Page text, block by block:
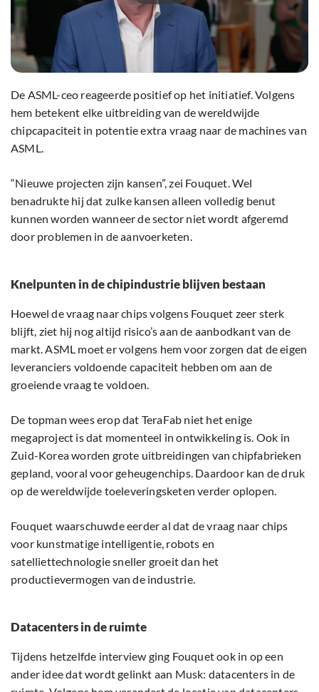
De ASML-ceo reageerde positief op het initiatief. Volgens
hem betekent elke uitbreiding van de wereldwijde
chipcapaciteit in potentie extra vraag naar de machines van
ASML.
“Nieuwe projecten zijn kansen”, zei Fouquet. Wel
benadrukte hij dat zulke kansen alleen volledig benut
kunnen worden wanneer de sector niet wordt afgeremd
door problemen in de aanvoerketen.
Knelpunten in de chipindustrie blijven bestaan
Hoewel de vraag naar chips volgens Fouquet zeer sterk
blijft, ziet hij nog altijd risico’s aan de aanbodkant van de
markt. ASML moet er volgens hem voor zorgen dat de eigen
leveranciers voldoende capaciteit hebben om aan de
groeiende vraag te voldoen.
De topman wees erop dat TeraFab niet het enige
megaproject is dat momenteel in ontwikkeling is. Ook in
Zuid-Korea worden grote uitbreidingen van chipfabrieken
gepland, vooral voor geheugenchips. Daardoor kan de druk
op de wereldwijde toeleveringsketen verder oplopen.
Fouquet waarschuwde eerder al dat de vraag naar chips
voor kunstmatige intelligentie, robots en
satelliettechnologie sneller groeit dan het
productievermogen van de industrie.
Datacenters in de ruimte
Tijdens hetzelfde interview ging Fouquet ook in op een
ander idee dat wordt gelinkt aan Musk: datacenters in de